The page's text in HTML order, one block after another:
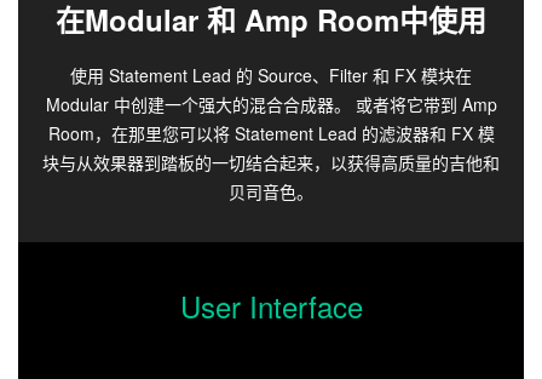
在Modular 和 Amp Room中使用
使用 Statement Lead 的 Source、Filter 和 FX 模块在
Modular 中创建一个强大的混合合成器。 或者将它带到 Amp
Room，在那里您可以将 Statement Lead 的滤波器和 FX 模
块与从效果器到踏板的一切结合起来，以获得高质量的吉他和
贝司音色。
User Interface